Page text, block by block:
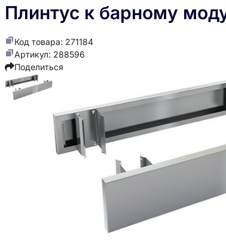
Плинтус к барному
Код товара: 271184
Артикул: 288596
Поделиться